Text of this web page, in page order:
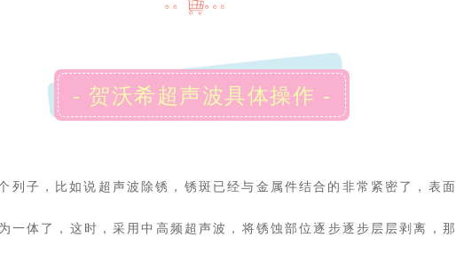
- 贺沃希超声波具体操作 -
列子，比如说超声波除锈，锈斑已经与金属件结合的非常紧密了，表面
一体了，这时，采用中高频超声波，将锈蚀部位逐步逐步层层剥离，那